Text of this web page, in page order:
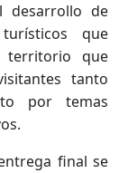
desarrollo de
que
territorio que
tanto
por temas
final se